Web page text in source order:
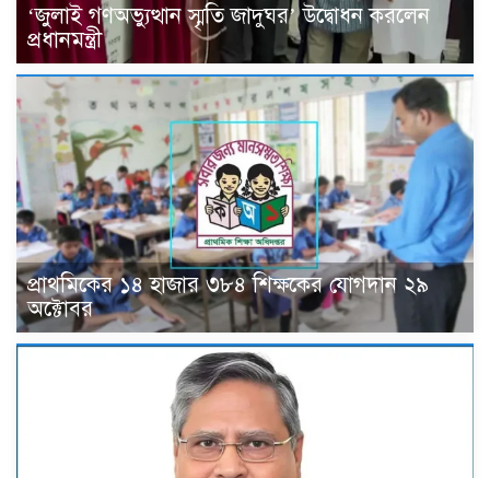
‘জুলাই গণঅভ্যুত্থান স্মৃতি জাদুঘর’ উদ্বোধন করলেন
প্রধানমন্ত্রী
প্রাথমিকের ১৪ হাজার ৩৮৪ শিক্ষকের যোগদান ২৯
অক্টোবর